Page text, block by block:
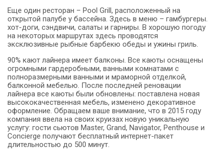
Еще один ресторан – Pool Grill, расположенный на
открытой палубе у бассейна. Здесь в меню – гамбургеры.
хот-доги, сэндвичи, салаты и гарниры. В хорошую погоду
на некоторых маршрутах здесь проводятся
эксклюзивные рыбные барбекю обеды и ужины гриль.
90% кают лайнера имеет балконы. Все каюты оснащены
огромными гардеробными, ванными комнатами с
полноразмерными ванными и мраморной отделкой,
балконной мебелью. После последней реновации
лайнера все каюты были обновлены: поставлена новая
высококачественная мебель, изменено декоративное
оформление. Обращаем ваше внимание, что в 2015 году
компания ввела на своих круизах новую уникальную
услугу: гости сьютов Master, Grand, Navigator, Penthouse и
Concierge получают бесплатный интернет-пакет
длительностью до 500 минут.